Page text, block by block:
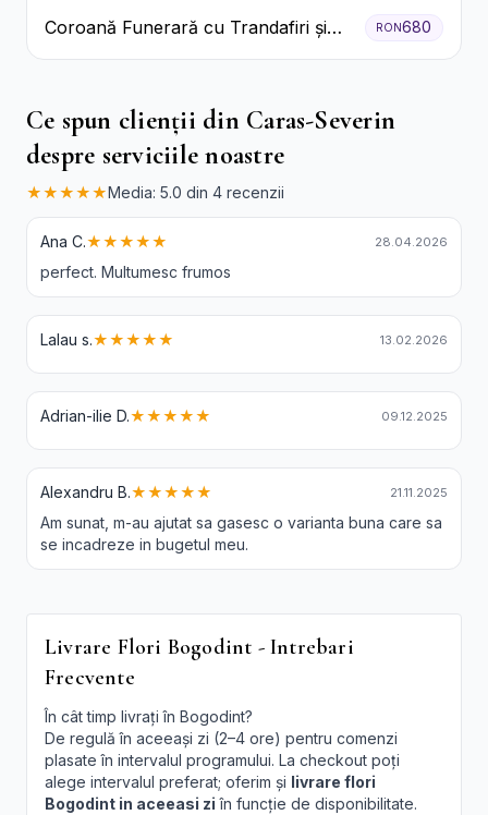
Coroană Funerară cu Trandafiri și
Crini
RON680
Ce spun clienții din Caras-Severin
despre serviciile noastre
★★★★★Media: 5.0 din 4 recenzii
Ana C.★★★★★ 28.04.2026
perfect. Multumesc frumos
Lalau s.★★★★★ 13.02.2026
Adrian-ilie D.★★★★★ 09.12.2025
Alexandru B.★★★★★ 21.11.2025
Am sunat, m-au ajutat sa gasesc o varianta buna care sa
se incadreze in bugetul meu.
Livrare Flori Bogodint - Intrebari
Frecvente
În cât timp livrați în Bogodint?
De regulă în aceeași zi (2–4 ore) pentru comenzi
plasate în intervalul programului. La checkout poți
alege intervalul preferat; oferim și livrare flori
Bogodint in aceeasi zi în funcție de disponibilitate.